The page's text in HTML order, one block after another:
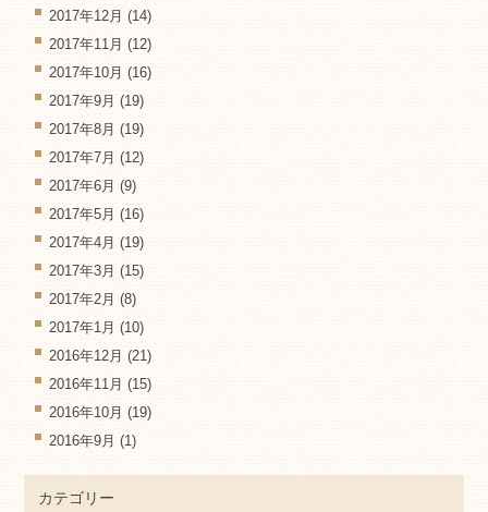
2017年12月 (14)
2017年11月 (12)
2017年10月 (16)
2017年9月 (19)
2017年8月 (19)
2017年7月 (12)
2017年6月 (9)
2017年5月 (16)
2017年4月 (19)
2017年3月 (15)
2017年2月 (8)
2017年1月 (10)
2016年12月 (21)
2016年11月 (15)
2016年10月 (19)
2016年9月 (1)
カテゴリー